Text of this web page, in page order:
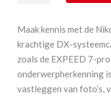
+
Z
Maak kennis met de
krachtige DX-
zoals de EXPEED 7-
onderwerpherkenning
vastleggen van foto’s,